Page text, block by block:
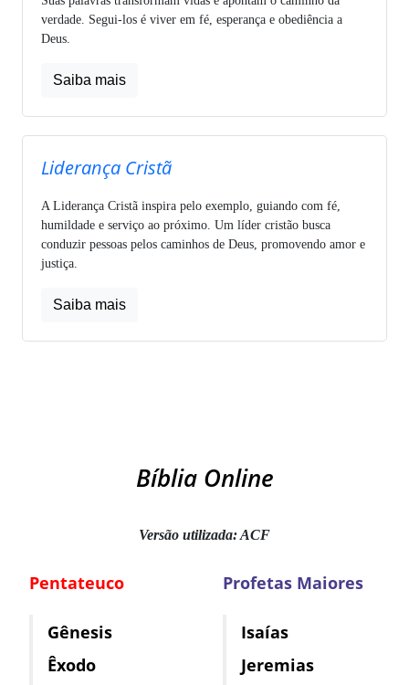
verdade. Segui-los é viver em fé, esperança e obediência a
Deus.
Saiba mais
Liderança Cristã
A Liderança Cristã inspira pelo exemplo, guiando com fé,
humildade e serviço ao próximo. Um líder cristão busca
conduzir pessoas pelos caminhos de Deus, promovendo amor e
justiça.
Saiba mais
Bíblia Online
Versão utilizada: ACF
Pentateuco
Gênesis
Êxodo
Profetas Maiores
Isaías
Jeremias